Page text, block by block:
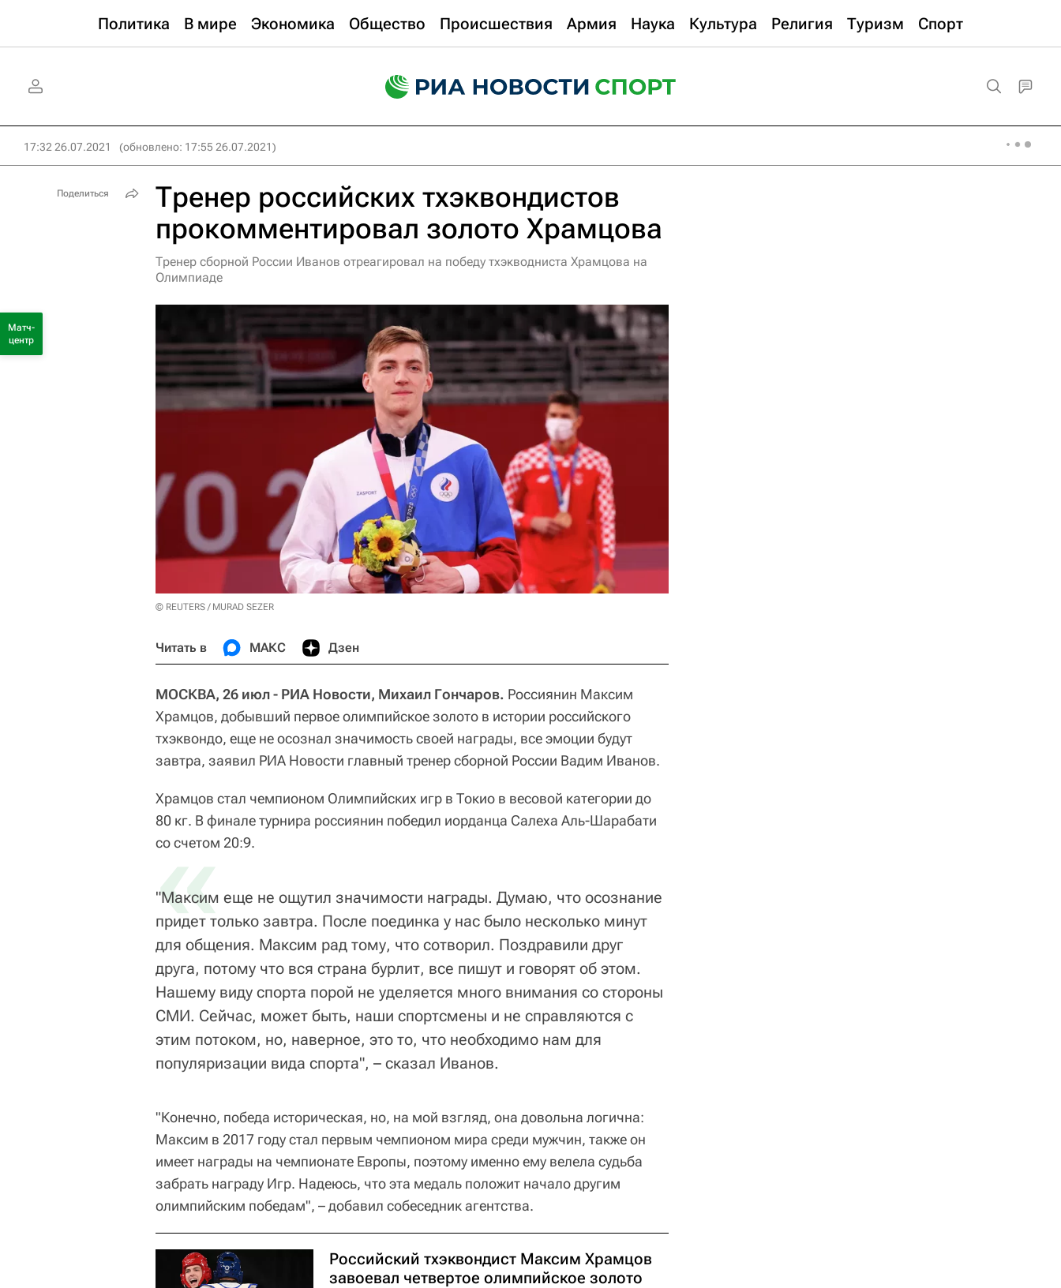
Политика В мире Экономика Общество Происшествия Армия Наука Культура Религия Туризм Спорт
17:32 26.07.2021 (обновлено: 17:55 26.07.2021)
Тренер российских тхэквондистов
прокомментировал золото Храмцова
Тренер сборной России Иванов отреагировал на победу тхэкводниста Храмцова на
Олимпиаде
© REUTERS / MURAD SEZER
Читать в МАКС Дзен
МОСКВА, 26 июл - РИА Новости, Михаил Гончаров. Россиянин Максим
Храмцов, добывший первое олимпийское золото в истории российского
тхэквондо, еще не осознал значимость своей награды, все эмоции будут
завтра, заявил РИА Новости главный тренер сборной России Вадим Иванов.
Храмцов стал чемпионом Олимпийских игр в Токио в весовой категории до
80 кг. В финале турнира россиянин победил иорданца Салеха Аль-Шарабати
со счетом 20:9.
«
"Максим еще не ощутил значимости награды. Думаю, что осознание
придет только завтра. После поединка у нас было несколько минут
для общения. Максим рад тому, что сотворил. Поздравили друг
друга, потому что вся страна бурлит, все пишут и говорят об этом.
Нашему виду спорта порой не уделяется много внимания со стороны
СМИ. Сейчас, может быть, наши спортсмены и не справляются с
этим потоком, но, наверное, это то, что необходимо нам для
популяризации вида спорта", – сказал Иванов.
"Конечно, победа историческая, но, на мой взгляд, она довольна логична:
Максим в 2017 году стал первым чемпионом мира среди мужчин, также он
имеет награды на чемпионате Европы, поэтому именно ему велела судьба
забрать награду Игр. Надеюсь, что эта медаль положит начало другим
олимпийским победам", – добавил собеседник агентства.
Российский тхэквондист Максим Храмцов
завоевал четвертое олимпийское золото
Поделиться
Матч-
центр